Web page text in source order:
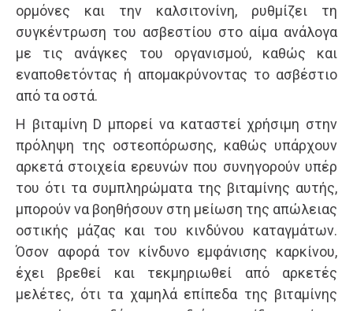
ορμόνες και την καλσιτονίνη, ρυθμίζει τη
συγκέντρωση του ασβεστίου στο αίμα ανάλογα
με τις ανάγκες του οργανισμού, καθώς και
εναποθετόντας ή απομακρύνοντας το ασβέστιο
από τα οστά.
Η βιταμίνη D μπορεί να καταστεί χρήσιμη στην
πρόληψη της οστεοπόρωσης, καθώς υπάρχουν
αρκετά στοιχεία ερευνών που συνηγορούν υπέρ
του ότι τα συμπληρώματα της βιταμίνης αυτής,
μπορούν να βοηθήσουν στη μείωση της απώλειας
οστικής μάζας και του κινδύνου καταγμάτων.
Όσον αφορά τον κίνδυνο εμφάνισης καρκίνου,
έχει βρεθεί και τεκμηριωθεί από αρκετές
μελέτες, ότι τα χαμηλά επίπεδα της βιταμίνης